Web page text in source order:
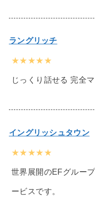
ラングリッチ
★★★★★
じっくり話せる 完全
イングリッシュタウン
★★★★★
世界展開のEFグルー
ービスです。